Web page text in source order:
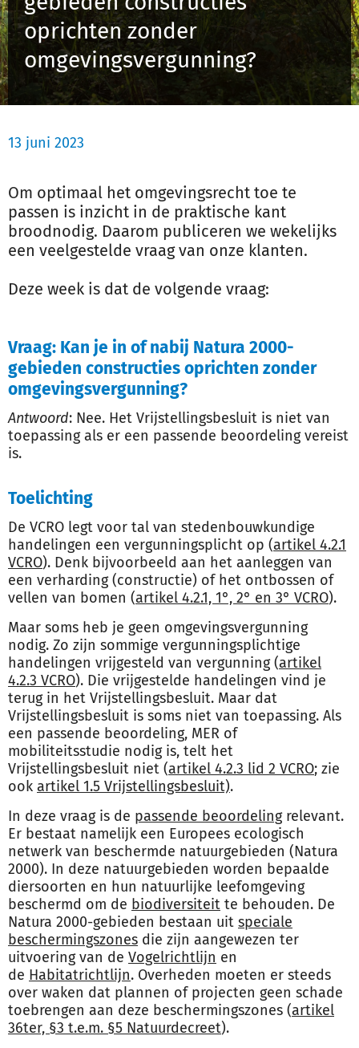
Schulinck Omgevingsrecht Databank
Over ons
Contact
Registreren
oprichten zonder
omgevingsvergunning?
13 juni 2023
Om optimaal het omgevingsrecht toe te
passen is inzicht in de praktische kant
broodnodig. Daarom publiceren we wekelijks
een veelgestelde vraag van onze klanten.
Deze week is dat de volgende vraag:
Vraag: Kan je in of nabij Natura 2000-
gebieden constructies oprichten zonder
omgevingsvergunning?
Antwoord: Nee. Het Vrijstellingsbesluit is niet van
toepassing als er een passende beoordeling vereist
is.
Toelichting
De VCRO legt voor tal van stedenbouwkundige
handelingen een vergunningsplicht op (artikel 4.2.1
VCRO). Denk bijvoorbeeld aan het aanleggen van
een verharding (constructie) of het ontbossen of
vellen van bomen (artikel 4.2.1, 1°, 2° en 3° VCRO).
Maar soms heb je geen omgevingsvergunning
nodig. Zo zijn sommige vergunningsplichtige
handelingen vrijgesteld van vergunning (artikel
4.2.3 VCRO). Die vrijgestelde handelingen vind je
terug in het Vrijstellingsbesluit. Maar dat
Vrijstellingsbesluit is soms niet van toepassing. Als
een passende beoordeling, MER of
mobiliteitsstudie nodig is, telt het
Vrijstellingsbesluit niet (artikel 4.2.3 lid 2 VCRO; zie
ook artikel 1.5 Vrijstellingsbesluit).
In deze vraag is de passende beoordelingrelevant.
Er bestaat namelijk een Europees ecologisch
netwerk van beschermde natuurgebieden (Natura
2000). In deze natuurgebieden worden bepaalde
diersoorten en hun natuurlijke leefomgeving
beschermd om de biodiversiteit te behouden. De
Natura 2000-gebieden bestaan uit speciale
beschermingszones die zijn aangewezen ter
uitvoering van de Vogelrichtlijn en
de Habitatrichtlijn. Overheden moeten er steeds
over waken dat plannen of projecten geen schade
toebrengen aan deze beschermingszones (artikel
36ter, §3 t.e.m. §5 Natuurdecreet).